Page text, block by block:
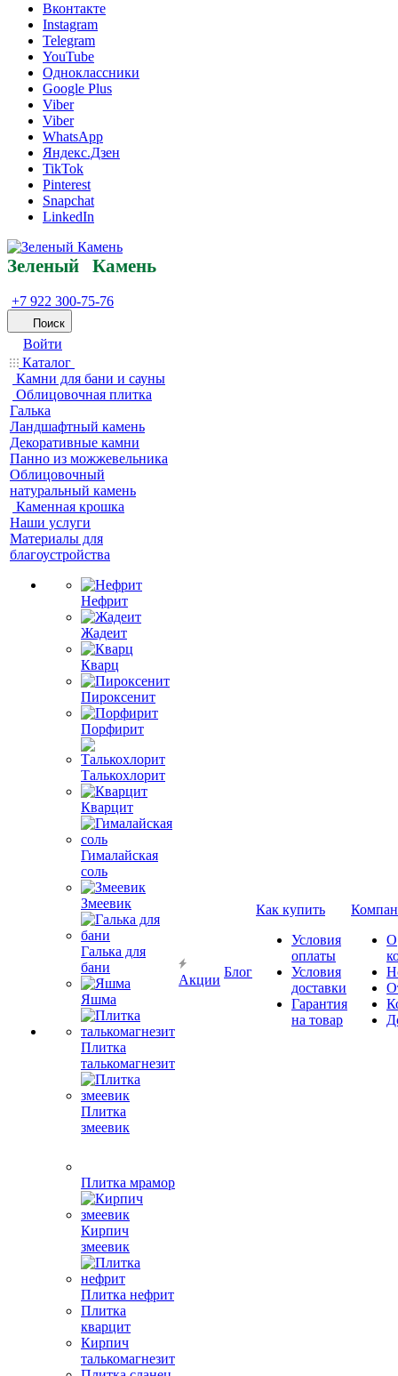
Вконтакте
Instagram
Telegram
YouTube
Одноклассники
Google Plus
Viber
Viber
WhatsApp
Яндекс.Дзен
TikTok
Pinterest
Snapchat
LinkedIn
Зеленый Камень
+7 922 300-75-76
Поиск
Войти
Каталог
Камни для бани и сауны
Облицовочная плитка
Галька
Ландшафтный камень
Декоративные камни
Панно из можжевельника
Облицовочный
натуральный камень
Каменная крошка
Наши услуги
Материалы для
благоустройства
Нефрит
Жадеит
Кварц
Пироксенит
Порфирит
Талькохлорит
Кварцит
Гималайская
соль
Змеевик
Галька для
бани
Яшма
Плитка
талькомагнезит
Плитка
змеевик
Плитка мрамор
Кирпич
змеевик
Плитка нефрит
Плитка
кварцит
Кирпич
талькомагнезит
Акции
Блог
Как купить
Условия
оплаты
Условия
доставки
Гарантия
на товар
О